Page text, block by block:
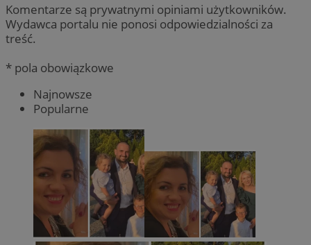
Komentarze są prywatnymi opiniami użytkowników.
Wydawca portalu nie ponosi odpowiedzialności za
treść.
* pola obowiązkowe
Najnowsze
Popularne